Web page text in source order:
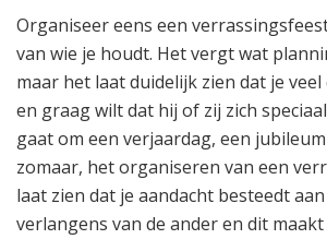
Organiseer eens een
van wie je houdt. Het vergt wat
maar het laat duidelijk zien dat je
en graag wilt dat hij of zij zich
gaat om een verjaardag, een
zomaar, het organiseren van een
laat zien dat je aandacht besteedt
verlangens van de ander en dit